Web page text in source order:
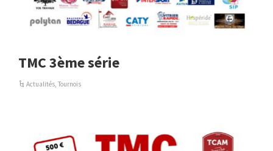
TMC 3ème série
Actualités ,Tournois